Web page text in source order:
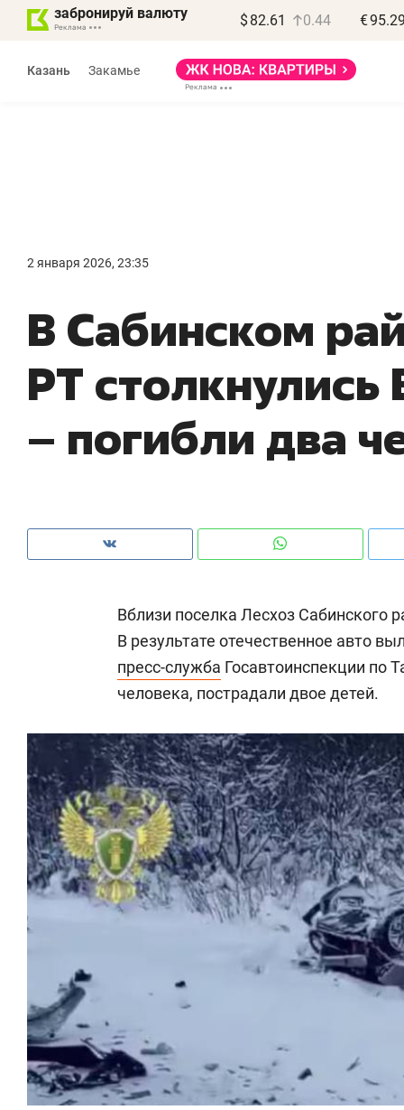
забронируй валюту $ 82.61 0.44 €
Казань Закамье
2 января 2026, 23:35
В Сабинском
РТ столкнулись
– погибли два
Вблизи поселка Лесхоз Сабинского
В результате отечественное авто
пресс-служба Госавтоинспекции по
человека, пострадали двое детей.
правил, бизнес может
потерять минимум
Как бизнесу выйти на зарубежные
рынки, почему надо знать аксакалов и
чем интересен Оман?
Рекомендуем
Как ГК «МИР ГРУПП» и ВТБ
создают оазис жилого
комфорта под Казанью
Рекомендуем
150 камер
ID вместо